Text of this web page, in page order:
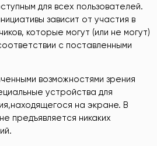
для всех пользователей.
зависит от участия в
которые могут (или не могут)
с поставленными
возможностями зрения
устройства для
на экране. В
предъявляется никаких